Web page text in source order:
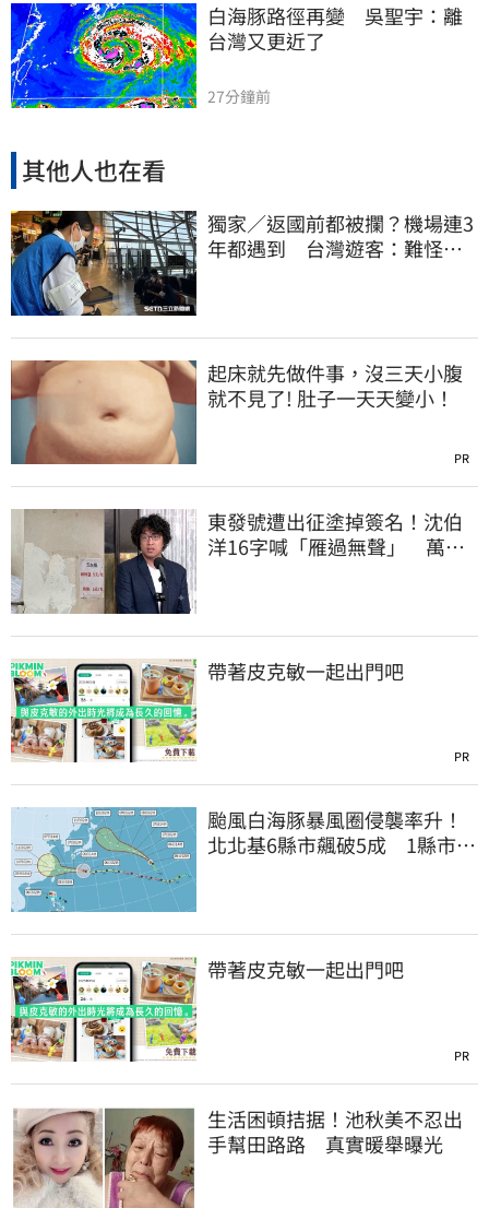
白海豚路徑再變　吳聖宇：離
台灣又更近了
27分鐘前
其他人也在看
獨家／返國前都被攔？機場連3
年都遇到 台灣遊客：難怪日
起床就先做件事，沒三天小腹
就不見了! 肚子一天天變小！
PR
東發號遭出征塗掉簽名！沈伯
洋16字喊「雁過無聲」 萬人
帶著皮克敏一起出門吧
PR
颱風白海豚暴風圈侵襲率升！
北北基6縣市飆破5成 1縣市
帶著皮克敏一起出門吧
PR
生活困頓拮据！池秋美不忍出
手幫田路路 真實暖舉曝光